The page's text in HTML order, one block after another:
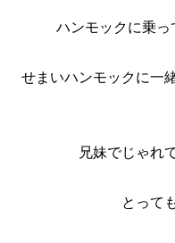
ハンモックに乗っ
せまいハンモックに一
兄妹でじゃれ
とって